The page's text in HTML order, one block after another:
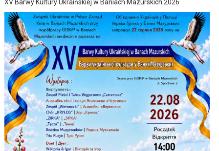
XV Barwy Kultury Ukraińskiej w Baniach Mazurskich 2026